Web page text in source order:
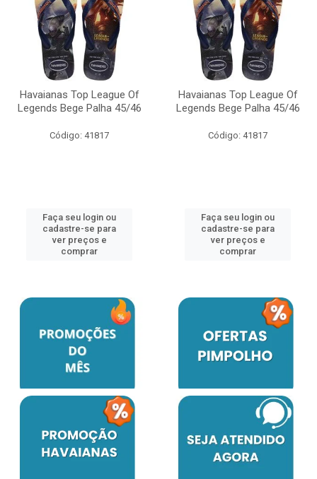
Havaianas Top League Of
Legends Bege Palha 45/46
Código: 41817
Faça seu login ou
cadastre-se para
ver preços e
comprar
Havaianas Top League Of
Legends Bege Palha 45/46
Código: 41817
Faça seu login ou
cadastre-se para
ver preços e
comprar